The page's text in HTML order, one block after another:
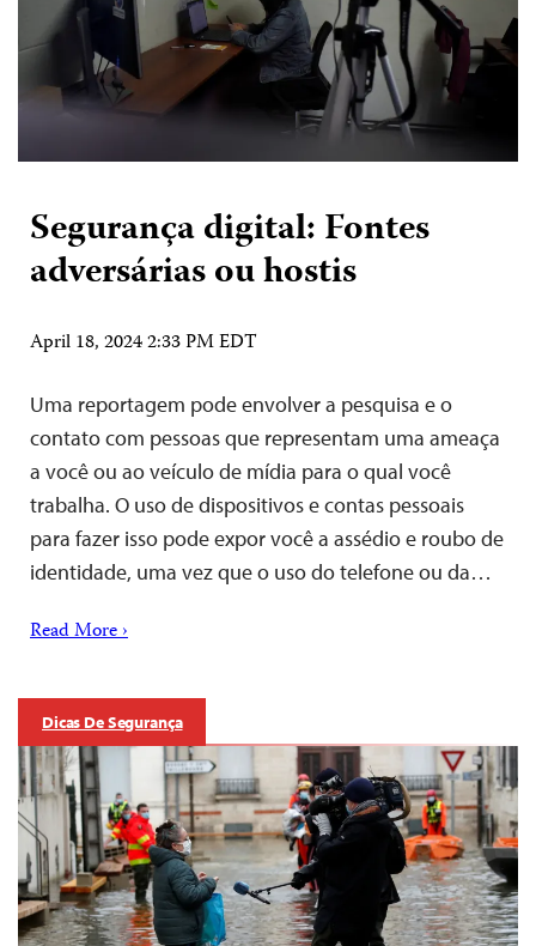
Segurança digital: Fontes
adversárias ou hostis
April 18, 2024 2:33 PM EDT
Uma reportagem pode envolver a pesquisa e o
contato com pessoas que representam uma ameaça
a você ou ao veículo de mídia para o qual você
trabalha. O uso de dispositivos e contas pessoais
para fazer isso pode expor você a assédio e roubo de
identidade, uma vez que o uso do telefone ou da…
Read More ›
Dicas De Segurança